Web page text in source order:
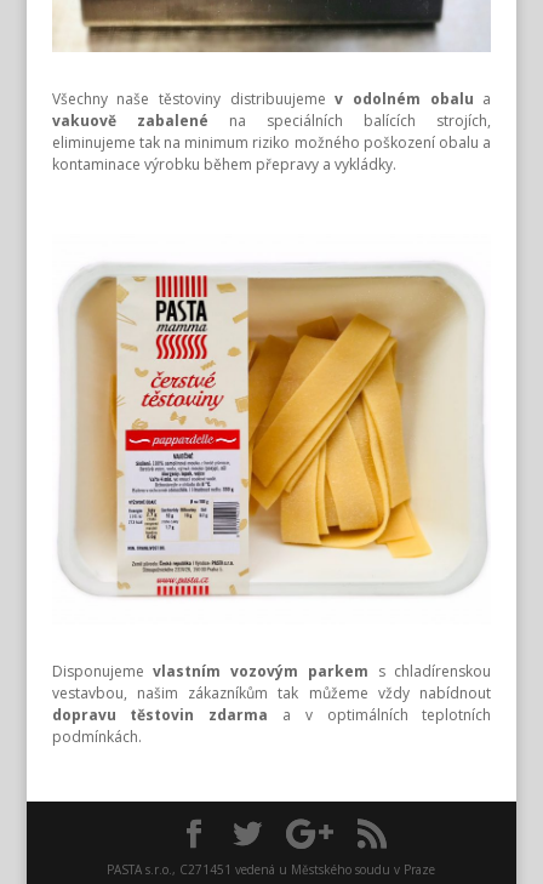
Všechny naše těstoviny distribuujeme v odolném obalu a
vakuově zabalené na speciálních balících strojích,
eliminujeme tak na minimum riziko možného poškození obalu a
kontaminace výrobku během přepravy a vykládky.
Disponujemevlastním vozovým parkem s chladírenskou
vestavbou, našim zákazníkům tak můžeme vždy nabídnout
dopravu těstovin zdarma a v optimálních teplotních
podmínkách.
PASTA s.r.o., C271451 vedená u Městského soudu v Praze